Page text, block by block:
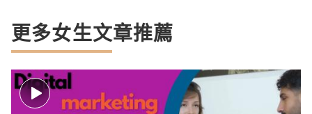
更多女生文章推薦